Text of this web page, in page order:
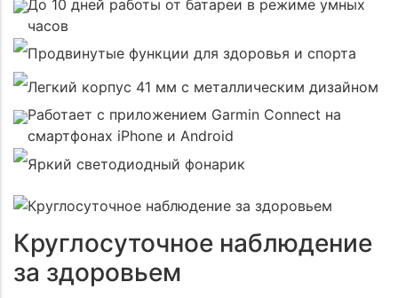
До 10 дней работы от батареи в режиме умных
часов
Продвинутые функции для здоровья и спорта
Легкий корпус 41 мм с металлическим дизайном
Работает с приложением Garmin Connect на
смартфонах iPhone и Android
Яркий светодиодный фонарик
Круглосуточное наблюдение
за здоровьем